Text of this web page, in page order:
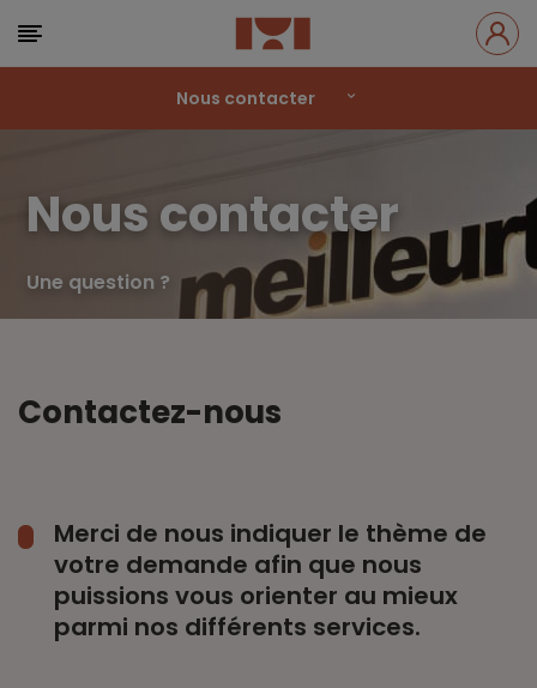
Nous contacter
Une question ?
Nous contacter
Contactez-nous
Merci de nous indiquer le thème de
votre demande afin que nous
puissions vous orienter au mieux
parmi nos différents services.